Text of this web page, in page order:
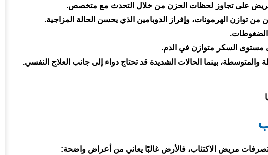
على تجاوز لحظات الحزن من خلال التحدث مع متخصص.
توازن الهرمونات، وإفراز الدوبامين الذي يحسن الحالة المزاجية.
الضغوطات.
مستوى السكر متوازن في الدم.
بينما الحالات الشديدة قد تحتاج دواء إلى جانب العلاج النفسي.
تصرفات مريض الاكتئاب، فالأرض غالبًا يعاني من أعراض واضحة: